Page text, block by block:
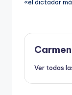
«el dictador
Ver todas